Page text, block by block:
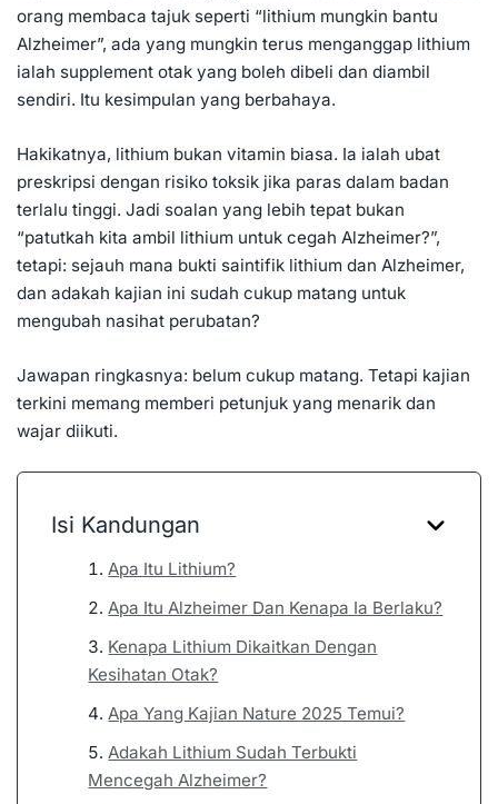
orang membaca tajuk seperti “lithium mungkin bantu
Alzheimer”, ada yang mungkin terus menganggap lithium
ialah supplement otak yang boleh dibeli dan diambil
sendiri. Itu kesimpulan yang berbahaya.
Hakikatnya, lithium bukan vitamin biasa. Ia ialah ubat
preskripsi dengan risiko toksik jika paras dalam badan
terlalu tinggi. Jadi soalan yang lebih tepat bukan
“patutkah kita ambil lithium untuk cegah Alzheimer?”,
tetapi: sejauh mana bukti saintifik lithium dan Alzheimer,
dan adakah kajian ini sudah cukup matang untuk
mengubah nasihat perubatan?
Jawapan ringkasnya: belum cukup matang. Tetapi kajian
terkini memang memberi petunjuk yang menarik dan
wajar diikuti.
Isi Kandungan
Apa Itu Lithium?
Apa Itu Alzheimer Dan Kenapa Ia Berlaku?
Kenapa Lithium Dikaitkan Dengan
Kesihatan Otak?
Apa Yang Kajian Nature 2025 Temui?
Adakah Lithium Sudah Terbukti
Mencegah Alzheimer?